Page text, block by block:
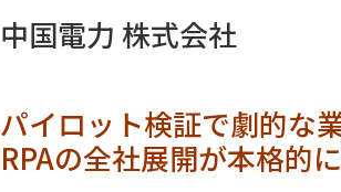
中国電力 株式会社
パイロット検証で劇的な
RPAの全社展開が本格的